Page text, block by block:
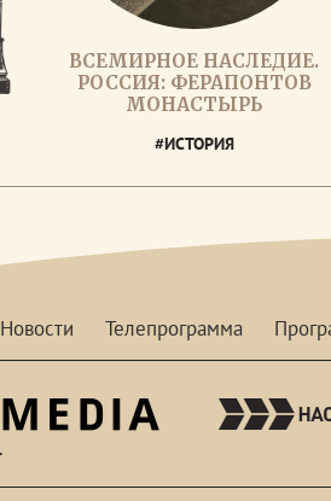
ВСЕМИРНОЕ НАСЛЕДИЕ.
РОССИЯ: ФЕРАПОНТОВ
МОНАСТЫРЬ
#ИСТОРИЯ
Новости Телепрограмма